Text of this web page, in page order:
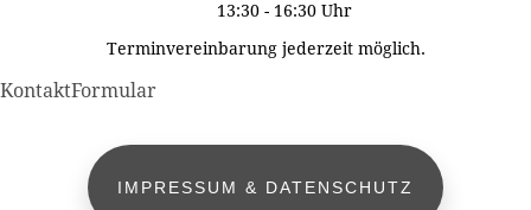
13:30 - 16:30 Uhr
Terminvereinbarung jederzeit möglich.
KontaktFormular
IMPRESSUM & DATENSCHUTZ